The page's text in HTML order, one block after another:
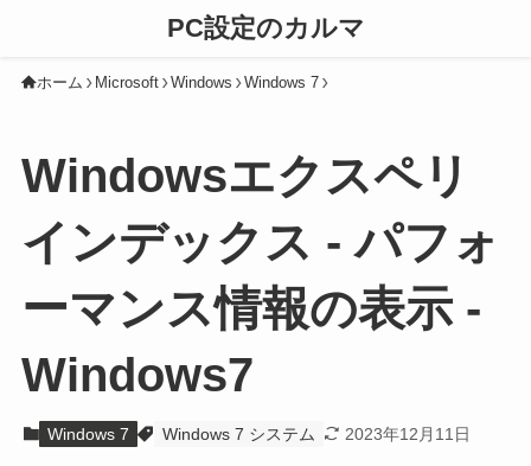
PC設定のカルマ
ホーム Microsoft Windows Windows 7
Windowsエクスペリ
インデックス - パフォ
ーマンス情報の表示 -
Windows7
Windows 7 Windows 7 システム 2023年12月11日